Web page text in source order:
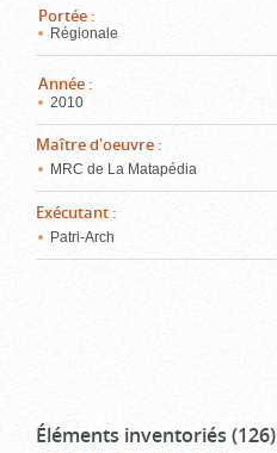
Portée :
Régionale
Année :
2010
Maître d'oeuvre :
MRC de La Matapédia
Exécutant :
Patri-Arch
Éléments inventoriés (126)